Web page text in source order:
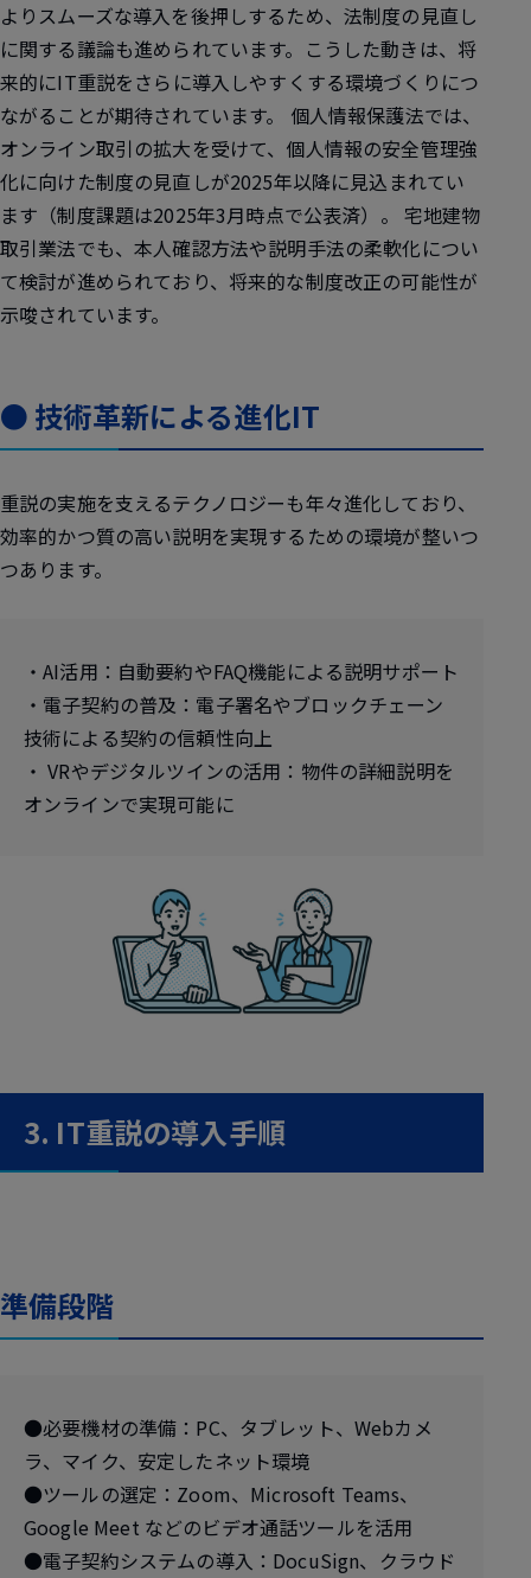
よりスムーズな導入を後押しするため、法制度の見直し
に関する議論も進められています。こうした動きは、将
来的にIT重説をさらに導入しやすくする環境づくりにつ
ながることが期待されています。 個人情報保護法では、
オンライン取引の拡大を受けて、個人情報の安全管理強
化に向けた制度の見直しが2025年以降に見込まれてい
ます（制度課題は2025年3月時点で公表済）。 宅地建物
取引業法でも、本人確認方法や説明手法の柔軟化につい
て検討が進められており、将来的な制度改正の可能性が
示唆されています。
● 技術革新による進化IT
重説の実施を支えるテクノロジーも年々進化しており、
効率的かつ質の高い説明を実現するための環境が整いつ
つあります。
・AI活用：自動要約やFAQ機能による説明サポート
・電子契約の普及：電子署名やブロックチェーン
技術による契約の信頼性向上
・ VRやデジタルツインの活用：物件の詳細説明を
オンラインで実現可能に
3. IT重説の導入手順
準備段階
●必要機材の準備：PC、タブレット、Webカメ
ラ、マイク、安定したネット環境
●ツールの選定：Zoom、Microsoft Teams、
Google Meet などのビデオ通話ツールを活用
●電子契約システムの導入：DocuSign、クラウド